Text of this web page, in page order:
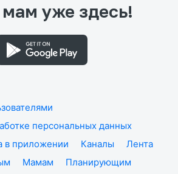
уже здесь!
персональных данных
в приложении Каналы
Лента
Мамам
Планирующим